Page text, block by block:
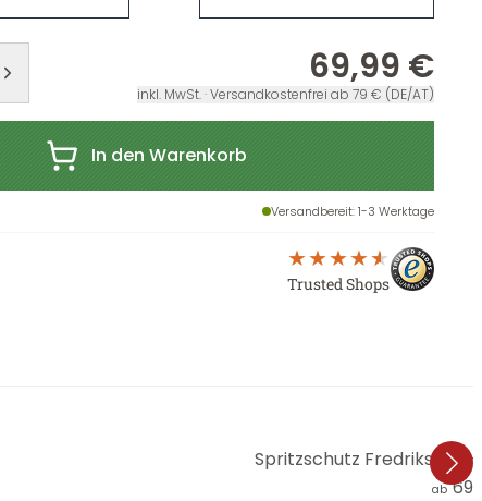
69,99 €
inkl. MwSt. · Versandkostenfrei ab 79 € (DE/AT)
In den Warenkorb
Versandbereit: 1-3 Werktage
Trusted Shops
Spritzschutz Fredriksson -
ab